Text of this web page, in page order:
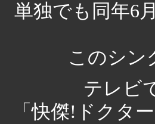
単独でも同年6
このシン
テレビ
「快傑!ドクタ